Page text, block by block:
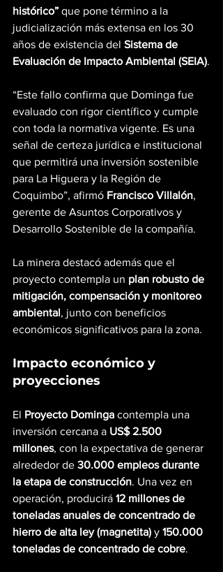
histórico” que pone término a la
judicialización más extensa en los 30
años de existencia del Sistema de
Evaluación de Impacto Ambiental (SEIA).
“Este fallo confirma que Dominga fue
evaluado con rigor científico y cumple
con toda la normativa vigente. Es una
señal de certeza jurídica e institucional
que permitirá una inversión sostenible
para La Higuera y la Región de
Coquimbo”, afirmó Francisco Villalón,
gerente de Asuntos Corporativos y
Desarrollo Sostenible de la compañía.
La minera destacó además que el
proyecto contempla un plan robusto de
mitigación, compensación y monitoreo
ambiental, junto con beneficios
económicos significativos para la zona.
Impacto económico y
proyecciones
El Proyecto Dominga contempla una
inversión cercana a US$ 2.500
millones, con la expectativa de generar
alrededor de 30.000 empleos durante
la etapa de construcción. Una vez en
operación, producirá 12 millones de
toneladas anuales de concentrado de
hierro de alta ley (magnetita) y 150.000
toneladas de concentrado de cobre.